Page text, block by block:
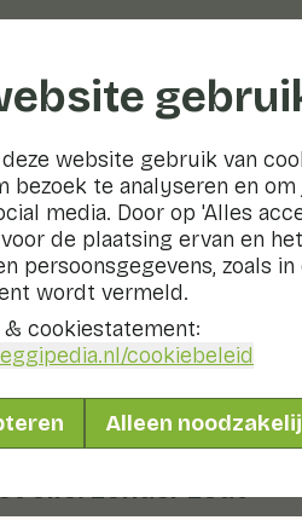
website gebruik van
bezoek te analyseren en
media. Door op 'Alles
de plaatsing ervan en
persoonsgegevens, zoals
wordt vermeld.
cookiestatement:
/cookiebeleid
Alleen
vind je een compleet
rauw
olie. zonder zout